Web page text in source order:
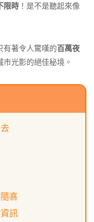
限時 ！是不是聽起來像
有著令人驚嘆的百萬夜
市光影的絕佳秘境。
喜
訊